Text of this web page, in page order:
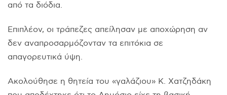
από τα διόδια.
Eπιπλέον, οι τράπεζες απείλησαν με αποχώρηση αν
δεν αναπροσαρμόζονταν τα επιτόκια σε
απαγορευτικά ύψη.
Aκολούθησε η θητεία του «γαλάζιου» K. Xατζηδάκη